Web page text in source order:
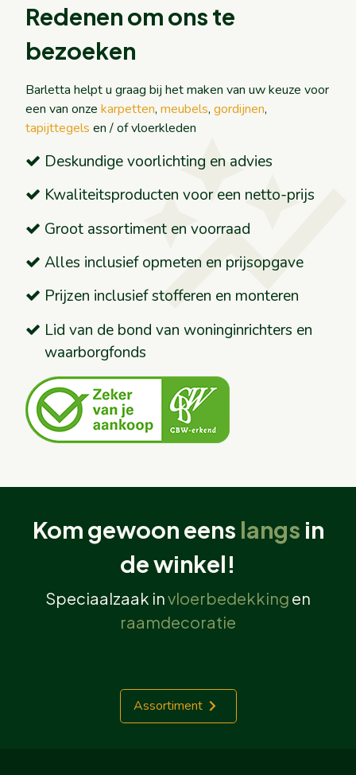
Redenen om ons te
bezoeken
Barletta helpt u graag bij het maken van uw keuze voor
een van onze karpetten, meubels, gordijnen,
tapijttegels en / of vloerkleden
Deskundige voorlichting en advies
Kwaliteitsproducten voor een netto-prijs
Groot assortiment en voorraad
Alles inclusief opmeten en prijsopgave
Prijzen inclusief stofferen en monteren
Lid van de bond van woninginrichters en
waarborgfondsauto_graph
Kom gewoon eens langs in
de winkel!
Speciaalzaak invloerbedekking en
raamdecoratie
Assortiment